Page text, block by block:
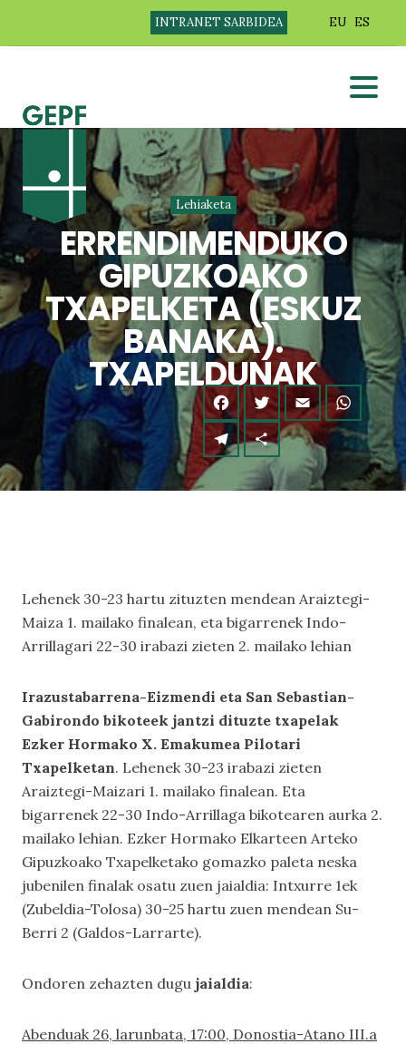
INTRANET SARBIDEA EU ES
Lehiaketa
ERRENDIMENDUKO
GIPUZKOAKO
TXAPELKETA (ESKUZ
BANAKA).
TXAPELDUNAK
Lehenek 30-23 hartu zituzten mendean Araiztegi-
Maiza 1. mailako finalean, eta bigarrenek Indo-
Arrillagari 22-30 irabazi zieten 2. mailako lehian
Irazustabarrena-Eizmendi eta San Sebastian-
Gabirondo bikoteek jantzi dituzte txapelak
Ezker Hormako X. Emakumea Pilotari
Txapelketan. Lehenek 30-23 irabazi zieten
Araiztegi-Maizari 1. mailako finalean. Eta
bigarrenek 22-30 Indo-Arrillaga bikotearen aurka 2.
mailako lehian. Ezker Hormako Elkarteen Arteko
Gipuzkoako Txapelketako gomazko paleta neska
jubenilen finalak osatu zuen jaialdia: Intxurre 1ek
(Zubeldia-Tolosa) 30-25 hartu zuen mendean Su-
Berri 2 (Galdos-Larrarte).
Ondoren zehazten dugu jaialdia:
Abenduak 26, larunbata, 17:00, Donostia-Atano III.a